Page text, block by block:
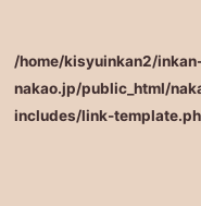
/home/kisyuinkan2/
nakao.jp/public_html/
includes/link-